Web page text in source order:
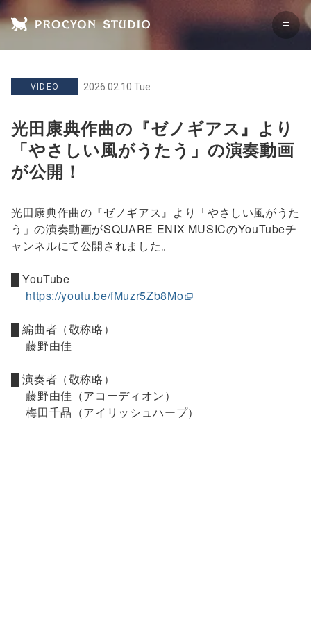
VIDEO 2026.02.10 Tue
光田康典作曲の『ゼノギアス』より
「やさしい風がうたう」の演奏動画
が公開！
光田康典作曲の『ゼノギアス』より「やさしい風がうた
う」の演奏動画がSQUARE ENIX MUSICのYouTubeチ
ャンネルにて公開されました。
█ YouTube
https://youtu.be/fMuzr5Zb8Mo
█ 編曲者（敬称略）
藤野由佳
█ 演奏者（敬称略）
藤野由佳（アコーディオン）
梅田千晶（アイリッシュハープ）